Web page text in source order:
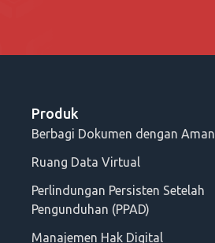
Produk
Berbagi Dokumen dengan Aman
Ruang Data Virtual
Perlindungan Persisten Setelah
Pengunduhan (PPAD)
Manajemen Hak Digital